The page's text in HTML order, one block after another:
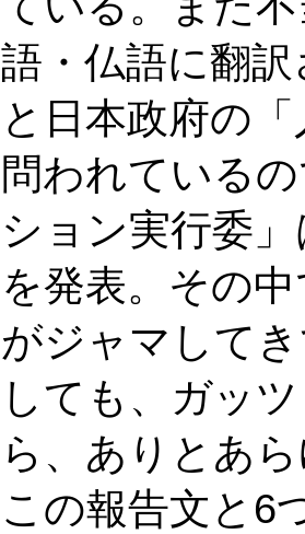
語・仏語に翻
と日本政府の
問われている
ション実行委
を発表。その
がジャマして
しても、ガッ
ら、ありとあ
この報告文と6